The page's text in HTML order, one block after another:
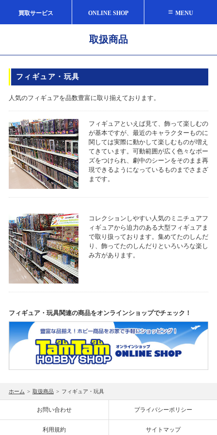
買取サービス ONLINE SHOP ≡ MENU
取扱商品
フィギュア・玩具
人気のフィギュアを品数豊富に取り揃えております。
フィギュアといえば見て、飾って楽しむの
が基本ですが、最近のキャラクターものに
関しては実際に動かして楽しむものが増え
てきています。可動範囲が広く色々なポー
ズをつけられ、劇中のシーンをそのまま再
現できるようになっているものまでさまざ
まです。
コレクションしやすい人気のミニチュアフ
ィギュアから迫力のある大型フィギュアま
で取り扱っております。集めてたのしんだ
り、飾ってたのしんだりといろいろな楽し
み方があります。
フィギュア・玩具関連の商品をオンラインショップでチェック！
ホーム > 取扱商品 > フィギュア・玩具
お問い合わせ プライバシーポリシー
利用規約 サイトマップ